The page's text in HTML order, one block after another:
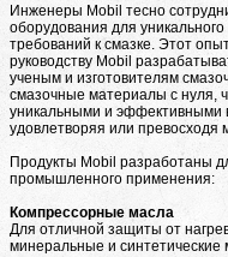
Инженеры Mobil тесно
оборудования для
требований к смазке. Этот
руководству Mobil
ученым и изготовителям
смазочные материалы с нуля,
уникальными и эффективными
удовлетворяя или превосходя
Продукты Mobil разработаны
промышленного применения:
Компрессорные масла
Для отличной защиты от
минеральные и синтетические